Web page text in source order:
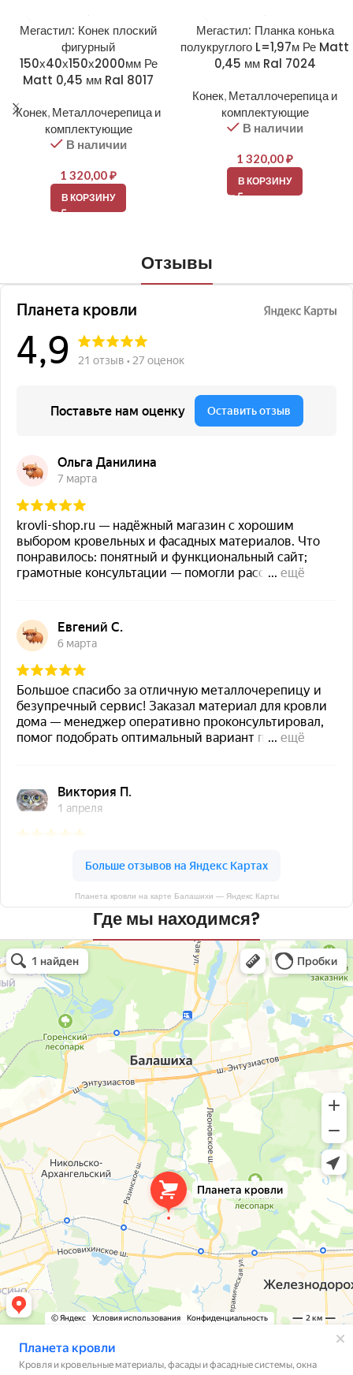
Мегастил: Конек плоский
фигурный
150х40х150х2000мм Ре
Matt 0,45 мм Ral 8017
Конек, Металлочерепица и
комплектующие
В наличии
1 320,00₽
В КОРЗИНУ
Мегастил: Планка конька
полукруглого L=1,97м Ре Matt
0,45 мм Ral 7024
Конек, Металлочерепица и
комплектующие
В наличии
1 320,00₽
В КОРЗИНУ
Отзывы
Планета кровли на карте Балашихи — Яндекс Карты
Где мы находимся?
Планета кровли
Кровля и кровельные материалы в Балашихе
Окна в Балашихе